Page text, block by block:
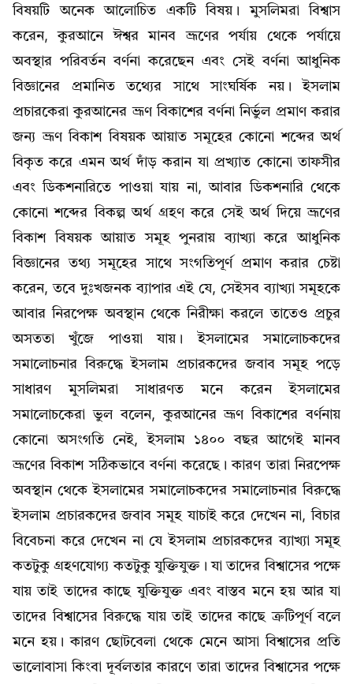
বিষয়টি অনেক আলোচিত একটি বিষয়। মুসলিমরা বিশ্বাস
করেন, কুরআনে ঈশ্বর মানব ভ্রূণের পর্যায় থেকে পর্যায়ে
অবস্থার পরিবর্তন বর্ণনা করেছেন এবং সেই বর্ণনা আধুনিক
বিজ্ঞানের প্রমানিত তথ্যের সাথে সাংঘর্ষিক নয়। ইসলাম
প্রচারকেরা কুরআনের ভ্রূণ বিকাশের বর্ণনা নির্ভুল প্রমাণ করার
জন্য ভ্রূণ বিকাশ বিষয়ক আয়াত সমূহের কোনো শব্দের অর্থ
বিকৃত করে এমন অর্থ দাঁড় করান যা প্রখ্যাত কোনো তাফসীর
এবং ডিকশনারিতে পাওয়া যায় না, আবার ডিকশনারি থেকে
কোনো শব্দের বিকল্প অর্থ গ্রহণ করে সেই অর্থ দিয়ে ভ্রূণের
বিকাশ বিষয়ক আয়াত সমূহ পুনরায় ব্যাখ্যা করে আধুনিক
বিজ্ঞানের তথ্য সমূহের সাথে সংগতিপূর্ণ প্রমাণ করার চেষ্টা
করেন, তবে দুঃখজনক ব্যাপার এই যে, সেইসব ব্যাখ্যা সমূহকে
আবার নিরপেক্ষ অবস্থান থেকে নিরীক্ষা করলে তাতেও প্রচুর
অসততা খুঁজে পাওয়া যায়। ইসলামের সমালোচকদের
সমালোচনার বিরুদ্ধে ইসলাম প্রচারকদের জবাব সমূহ পড়ে
সাধারণ মুসলিমরা সাধারণত মনে করেন ইসলামের
সমালোচকেরা ভুল বলেন, কুরআনের ভ্রূণ বিকাশের বর্ণনায়
কোনো অসংগতি নেই, ইসলাম ১৪০০ বছর আগেই মানব
ভ্রূণের বিকাশ সঠিকভাবে বর্ণনা করেছে। কারণ তারা নিরপেক্ষ
অবস্থান থেকে ইসলামের সমালোচকদের সমালোচনার বিরুদ্ধে
ইসলাম প্রচারকদের জবাব সমূহ যাচাই করে দেখেন না, বিচার
বিবেচনা করে দেখেন না যে ইসলাম প্রচারকদের ব্যাখ্যা সমূহ
কতটুকু গ্রহণযোগ্য কতটুকু যুক্তিযুক্ত। যা তাদের বিশ্বাসের পক্ষে
যায় তাই তাদের কাছে যুক্তিযুক্ত এবং বাস্তব মনে হয় আর যা
তাদের বিশ্বাসের বিরুদ্ধে যায় তাই তাদের কাছে ত্রুটিপূর্ণ বলে
মনে হয়। কারণ ছোটবেলা থেকে মেনে আসা বিশ্বাসের প্রতি
ভালোবাসা কিংবা দূর্বলতার কারণে তারা তাদের বিশ্বাসের পক্ষে